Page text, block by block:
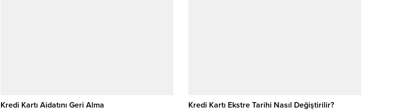
Kredi Kartı Aidatını Geri Alma Kredi Kartı Ekstre Tarihi Nasıl Değiştirilir?